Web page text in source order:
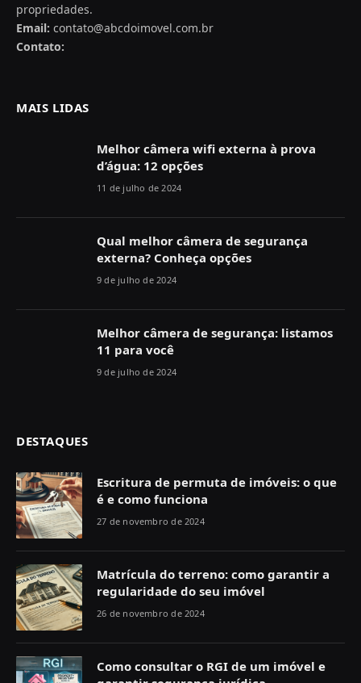
propriedades.
Email: contato@abcdoimovel.com.br
Contato:
MAIS LIDAS
Melhor câmera wifi externa à prova
d’água: 12 opções
11 de julho de 2024
Qual melhor câmera de segurança
externa? Conheça opções
9 de julho de 2024
Melhor câmera de segurança: listamos
11 para você
9 de julho de 2024
DESTAQUES
Escritura de permuta de imóveis: o que
é e como funciona
27 de novembro de 2024
Matrícula do terreno: como garantir a
regularidade do seu imóvel
26 de novembro de 2024
Como consultar o RGI de um imóvel e